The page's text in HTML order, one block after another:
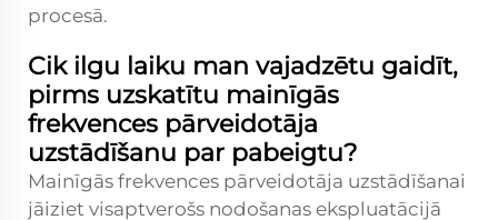
procesā.
Cik ilgu laiku man vajadzētu gaidīt,
pirms uzskatītu mainīgās
frekvences pārveidotāja
uzstādīšanu par pabeigtu?
Mainīgās frekvences pārveidotāja uzstādīšanai
jāiziet visaptverošs nodošanas ekspluatācijā